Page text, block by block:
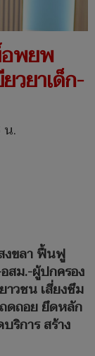
พยพ
วยาเด็ก-
น.
งขลา ฟื้นฟู
สม.-ผู้ปกครอง
าวชน เสี่ยงซึม
ดถอย ยึดหลัก
ริการ สร้าง